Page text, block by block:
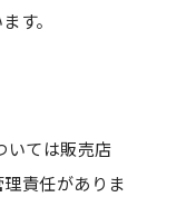
す。
いては販売店
責任がありま